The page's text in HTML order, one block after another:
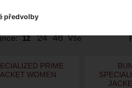
předvolby
12 24 48 Vše
PRIME
WOMEN